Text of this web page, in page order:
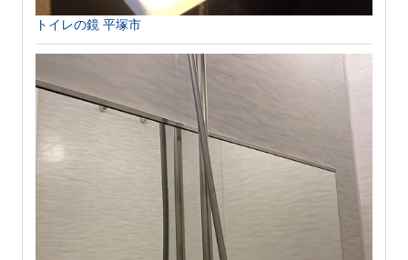
トイレの鏡 平塚市